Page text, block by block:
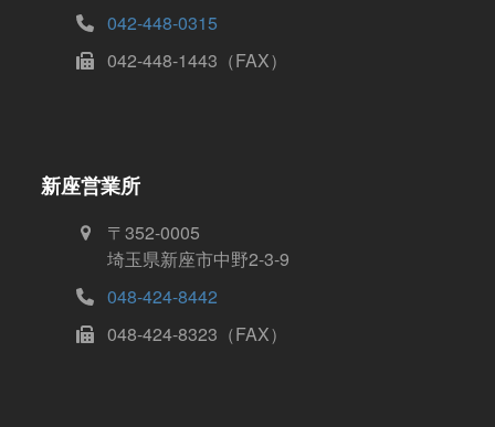
042-448-0315
042-448-1443（FAX）
新座営業所
〒352-0005
埼玉県新座市中野2-3-9
048-424-8442
048-424-8323（FAX）